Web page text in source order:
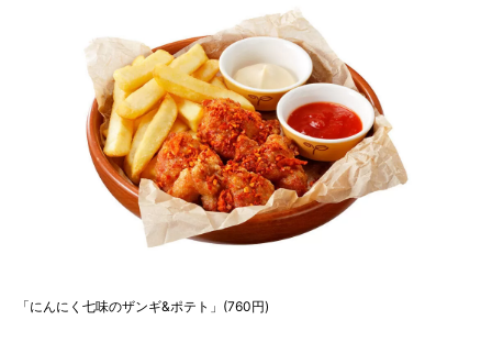
「にんにく七味のザンギ&ポテト」(760円)